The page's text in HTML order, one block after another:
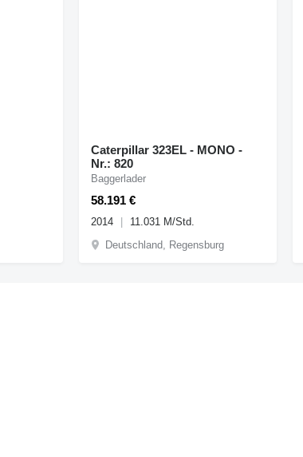
Caterpillar 323EL - MONO -
Nr.: 820
58.191 €
Baggerlader
2014
11.031 M/Std.
Deutschland, Regensburg